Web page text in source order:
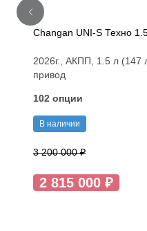
Changan UNI-S Техно
2026г., АКПП, 1.5 л (147
привод
102 опции
В наличии
3 200 000 ₽
2 815 000 ₽